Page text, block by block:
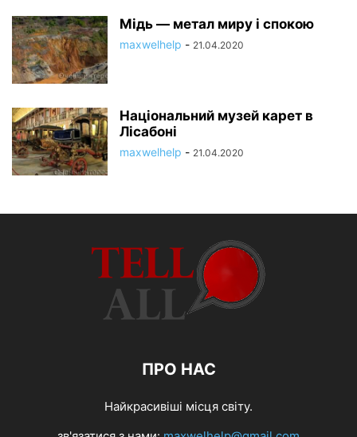
Мідь — метал миру і спокою
maxwelhelp - 21.04.2020
Національний музей карет в
Лісабоні
maxwelhelp - 21.04.2020
ПРО НАС
Найкрасивіші місця світу.